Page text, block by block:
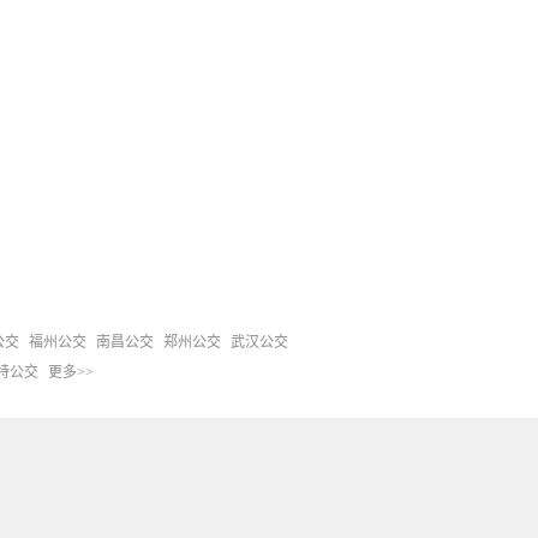
交 福州公交 南昌公交 郑州公交
武汉公交
公交 更多>>